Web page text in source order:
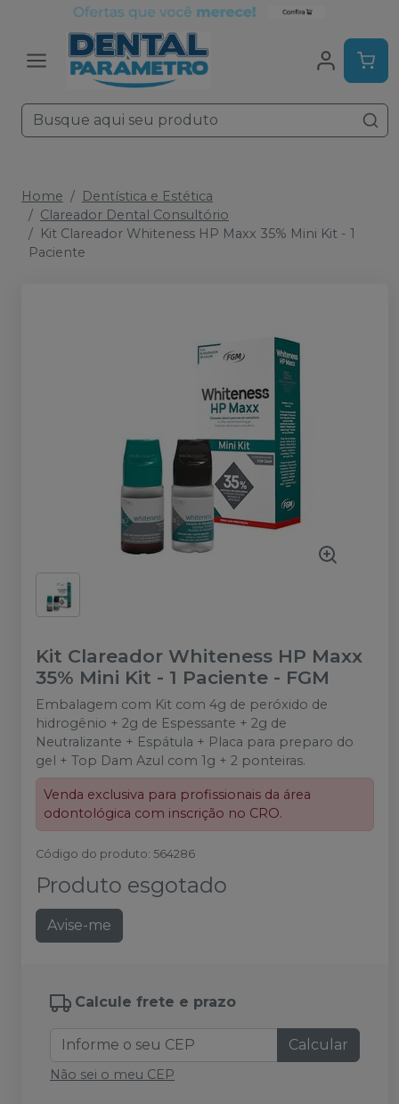
Home
Dentística e Estética
Clareador Dental Consultório
Kit Clareador Whiteness HP Maxx 35% Mini Kit - 1
Paciente
Kit Clareador Whiteness HP Maxx
35% Mini Kit - 1 Paciente - FGM
Embalagem com Kit com 4g de peróxido de
hidrogênio + 2g de Espessante + 2g de
Neutralizante + Espátula + Placa para preparo do
gel + Top Dam Azul com 1g + 2 ponteiras.
Venda exclusiva para profissionais da área
odontológica com inscrição no CRO.
Código do produto: 564286
Produto esgotado
Avise-me
Calcule frete e prazo
Calcular
Não sei o meu CEP